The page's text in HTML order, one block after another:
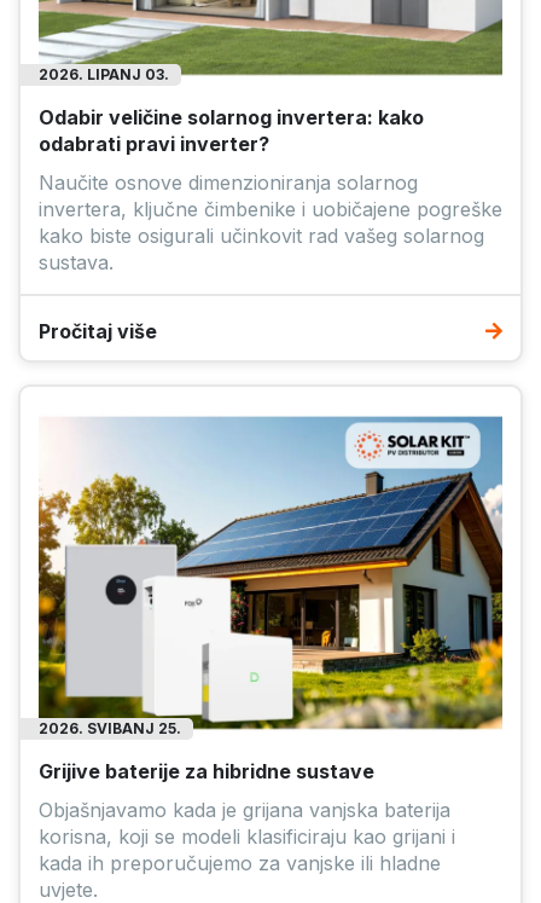
2026. LIPANJ 03.
Odabir veličine solarnog invertera: kako
odabrati pravi inverter?
Naučite osnove dimenzioniranja solarnog
invertera, ključne čimbenike i uobičajene pogreške
kako biste osigurali učinkovit rad vašeg solarnog
sustava.
Pročitaj više
2026. SVIBANJ 25.
Grijive baterije za hibridne sustave
Objašnjavamo kada je grijana vanjska baterija
korisna, koji se modeli klasificiraju kao grijani i
kada ih preporučujemo za vanjske ili hladne
uvjete.